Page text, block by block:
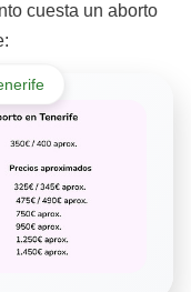
cuesta un aborto